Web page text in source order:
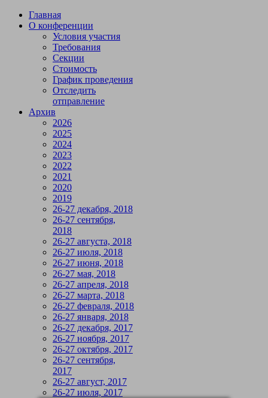
Главная
О конференции
Условия участия
Требования
Секции
Стоимость
График проведения
Отследить
отправление
Архив
2026
2025
2024
2023
2022
2021
2020
2019
26-27 декабря, 2018
26-27 сентября,
2018
26-27 августа, 2018
26-27 июля, 2018
26-27 июня, 2018
26-27 мая, 2018
26-27 апреля, 2018
26-27 марта, 2018
26-27 февраля, 2018
26-27 января, 2018
26-27 декабря, 2017
26-27 ноября, 2017
26-27 октября, 2017
26-27 сентября,
2017
26-27 август, 2017
26-27 июля, 2017